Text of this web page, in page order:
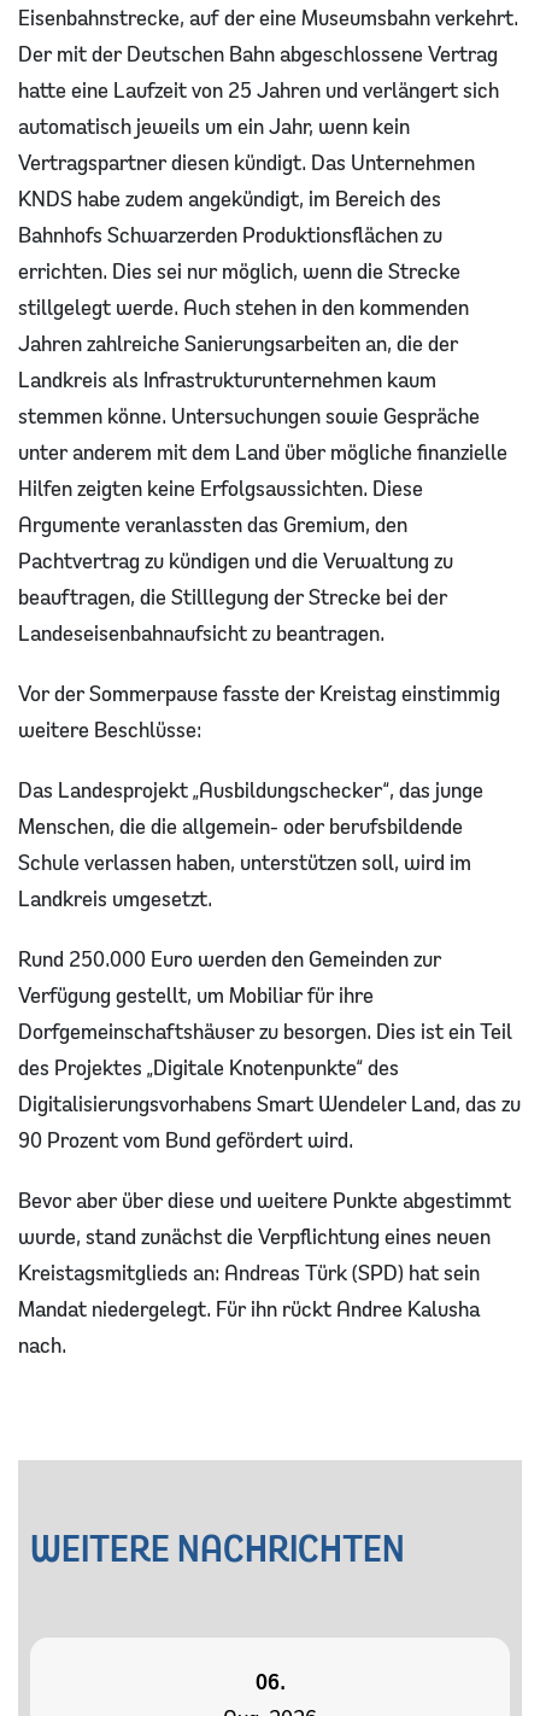
Eisenbahnstrecke, auf der eine Museumsbahn verkehrt.
Der mit der Deutschen Bahn abgeschlossene Vertrag
hatte eine Laufzeit von 25 Jahren und verlängert sich
automatisch jeweils um ein Jahr, wenn kein
Vertragspartner diesen kündigt. Das Unternehmen
KNDS habe zudem angekündigt, im Bereich des
Bahnhofs Schwarzerden Produktionsflächen zu
errichten. Dies sei nur möglich, wenn die Strecke
stillgelegt werde. Auch stehen in den kommenden
Jahren zahlreiche Sanierungsarbeiten an, die der
Landkreis als Infrastrukturunternehmen kaum
stemmen könne. Untersuchungen sowie Gespräche
unter anderem mit dem Land über mögliche finanzielle
Hilfen zeigten keine Erfolgsaussichten. Diese
Argumente veranlassten das Gremium, den
Pachtvertrag zu kündigen und die Verwaltung zu
beauftragen, die Stilllegung der Strecke bei der
Landeseisenbahnaufsicht zu beantragen.
Vor der Sommerpause fasste der Kreistag einstimmig
weitere Beschlüsse:
Das Landesprojekt „Ausbildungschecker“, das junge
Menschen, die die allgemein- oder berufsbildende
Schule verlassen haben, unterstützen soll, wird im
Landkreis umgesetzt.
Rund 250.000 Euro werden den Gemeinden zur
Verfügung gestellt, um Mobiliar für ihre
Dorfgemeinschaftshäuser zu besorgen. Dies ist ein Teil
des Projektes „Digitale Knotenpunkte“ des
Digitalisierungsvorhabens Smart Wendeler Land, das zu
90 Prozent vom Bund gefördert wird.
Bevor aber über diese und weitere Punkte abgestimmt
wurde, stand zunächst die Verpflichtung eines neuen
Kreistagsmitglieds an: Andreas Türk (SPD) hat sein
Mandat niedergelegt. Für ihn rückt Andree Kalusha
nach.
WEITERE NACHRICHTEN
06.